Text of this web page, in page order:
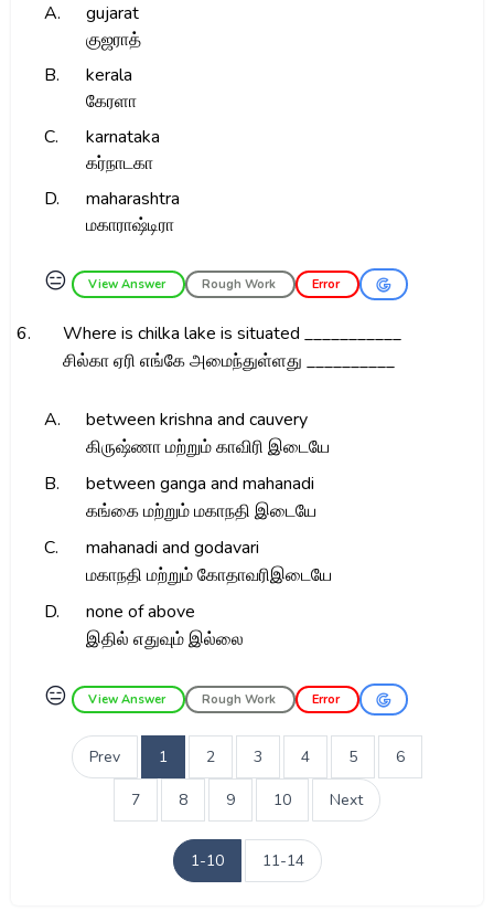
A.
gujarat
குஜராத்
B.
kerala
கேரளா
C.
karnataka
கர்நாடகா
D.
maharashtra
மகாராஷ்டிரா
😑 View Answer Rough Work Error
6.
Where is chilka lake is situated ___________
சில்கா ஏரி எங்கே அமைந்துள்ளது __________
A.
between krishna and cauvery
கிருஷ்ணா மற்றும் காவிரி இடையே
B.
between ganga and mahanadi
கங்கை மற்றும் மகாநதி இடையே
C.
mahanadi and godavari
மகாநதி மற்றும் கோதாவரிஇடையே
D.
none of above
இதில் எதுவும் இல்லை
😑 View Answer Rough Work Error
Prev 1 2 3 4 5 6
7 8 9 10 Next
1-10 11-14